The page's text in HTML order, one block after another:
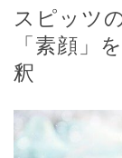
スピッツ
「素顔」
釈